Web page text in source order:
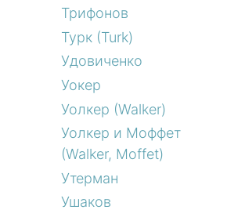
Трифонов
Турк (Turk)
Удовиченко
Уокер
Уолкер (Walker)
Уолкер и Моффет
(Walker, Moffet)
Утерман
Ушаков